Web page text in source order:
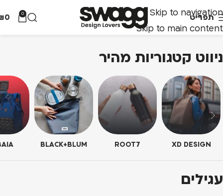
Skip to navigation
Skip to main content
תפריט 0
0
ניווט קטגוריות מהיר
XD DESIGN
ROOT7
BLACK+BLUM
עגילים